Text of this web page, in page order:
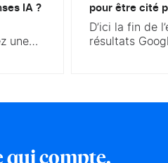
IA ?
une
pour être cité
D’ici la fin de
résultats
organiques.
qui compte.